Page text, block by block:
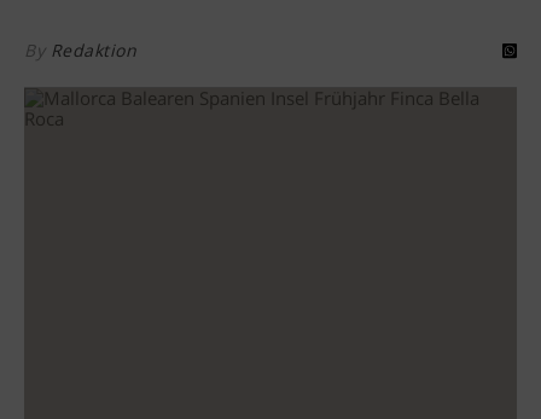
By Redaktion